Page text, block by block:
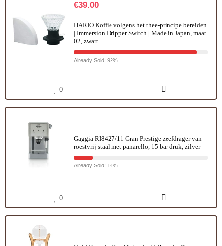
€39.00
HARIO Koffie volgens het thee-principe bereiden
| Immersion Dripper Switch | Made in Japan, maat
02, zwart
Already Sold: 92%
0
Gaggia RI8427/11 Gran Prestige zeefdrager van
roestvrij staal met panarello, 15 bar druk, zilver
Already Sold: 14%
0